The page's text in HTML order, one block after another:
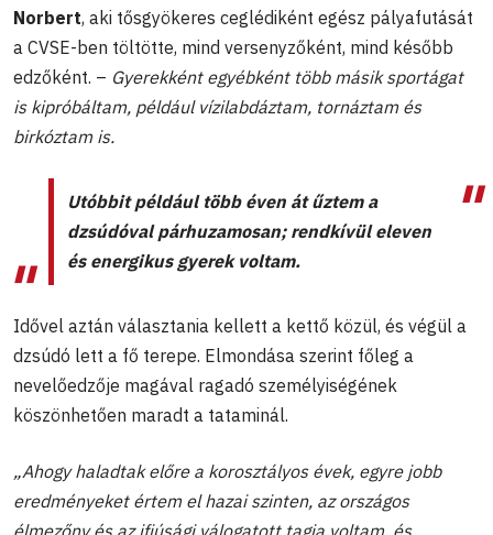
Norbert, aki tősgyökeres ceglédiként egész pályafutását
a CVSE-ben töltötte, mind versenyzőként, mind később
edzőként. – Gyerekként egyébként több másik sportágat
is kipróbáltam, például vízilabdáztam, tornáztam és
birkóztam is.
Utóbbit például több éven át űztem a
dzsúdóval párhuzamosan; rendkívül eleven
és energikus gyerek voltam.
Idővel aztán választania kellett a kettő közül, és végül a
dzsúdó lett a fő terepe. Elmondása szerint főleg a
nevelőedzője magával ragadó személyiségének
köszönhetően maradt a tataminál.
„Ahogy haladtak előre a korosztályos évek, egyre jobb
eredményeket értem el hazai szinten, az országos
élmezőny és az ifjúsági válogatott tagja voltam, és